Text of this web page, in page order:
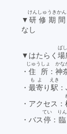
▼ 研修期間
けんしゅうきかん
なし
▼はたらく場
ば
・住所
じゅうしょ
：神
かな
・最寄
もよ
り駅
えき
・アクセス：
・バス停
てい
：
り